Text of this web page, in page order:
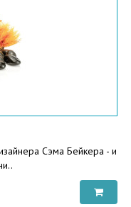
Сэма Бейкера - и